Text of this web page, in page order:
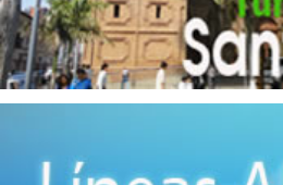
Fábrica de Ladrillos (1)
Hierro(8)
Implementos Metálicos(14)
Industrias Manufactureras